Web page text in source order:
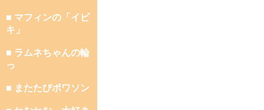
■ マフィンの「イビ
キ」
■ ラムネちゃんの輪
っ
■ またたびポワソン